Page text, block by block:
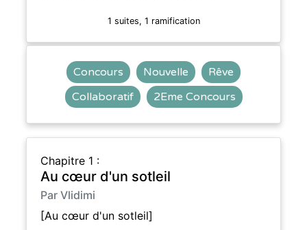
1 suites, 1 ramification
Concours Nouvelle
Rêve
Collaboratif
2Eme Concours
Chapitre 1 :
Au cœur d'un sotleil
Par Vlidimi
[Au cœur d'un sotleil]